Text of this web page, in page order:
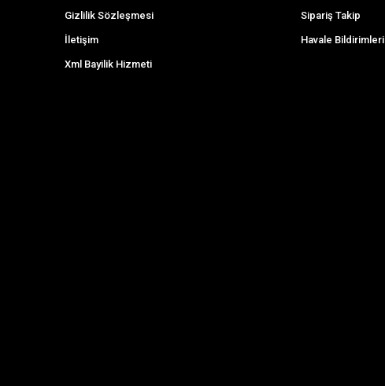
Gizlilik Sözleşmesi
İletişim
Xml Bayilik Hizmeti
Sipariş Takip
Havale Bildirimleri